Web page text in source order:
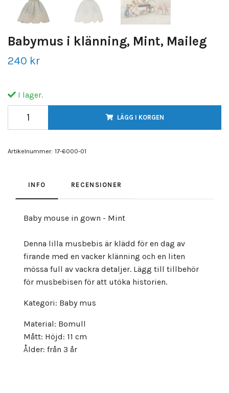
Babymus i klänning, Mint, Maileg
240 kr
I lager.
LÄGG I KORGEN
Artikelnummer: 17-6000-01
INFO RECENSIONER
Baby mouse in gown - Mint
Denna lilla musbebis är klädd för en dag av
firande med en vacker klänning och en liten
mössa full av vackra detaljer. Lägg till tillbehör
för musbebisen för att utöka historien.
Kategori: Baby mus
Material: Bomull
Mått: Höjd: 11 cm
Ålder: från 3 år